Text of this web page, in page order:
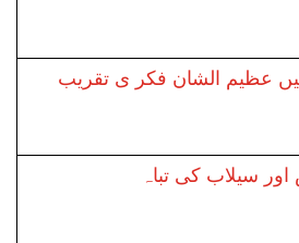
عظیم الشان فکر ی تقریب
سیلاب کی تباہ